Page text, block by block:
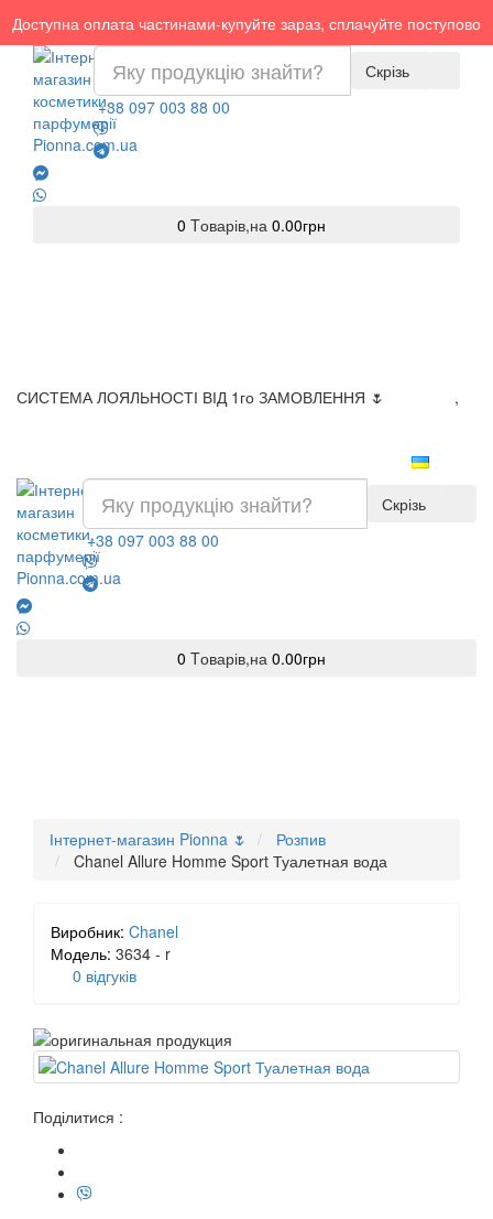
Доступна оплата частинами-купуйте зараз, сплачуйте поступово
Скрізь
+38 097 003 88 00
0 Tоварів,на 0.00грн
СИСТЕМА ЛОЯЛЬНОСТІ ВІД 1го ЗАМОВЛЕННЯ 🌷
,
Скрізь
+38 097 003 88 00
0 Tоварів,на 0.00грн
Інтернет-магазин Pionna 🌷
Розпив
Chanel Allure Homme Sport Туалетная вода
Виробник: Chanel
Модель: 3634 - r
0 відгуків
Поділитися :